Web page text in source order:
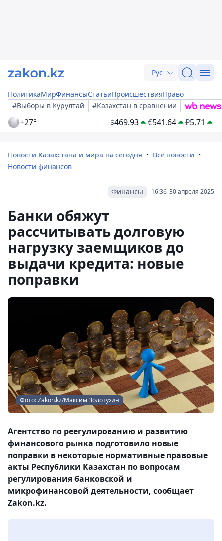
Рус
ПолитикаМирФинансыСтатьиПроисшествияПраво
#Выборы в Курултай
#Казахстан в сравнении
+27° $469.93 €541.64 ₽5.71
Новости Казахстана и мира на сегодня
Все новости
Новости финансов
16:36, 30 апреля 2025
Финансы
Банки обяжут
рассчитывать долговую
нагрузку заемщиков до
выдачи кредита: новые
поправки
Фото: Zakon.kz/Максим Золотухин
Агентство по реегулированию и развитию
финансового рынка подготовило новые
поправки в некоторые нормативные правовые
акты Республики Казахстан по вопросам
регулирования банковской и
микрофинансовой деятельности, сообщает
Zakon.kz.